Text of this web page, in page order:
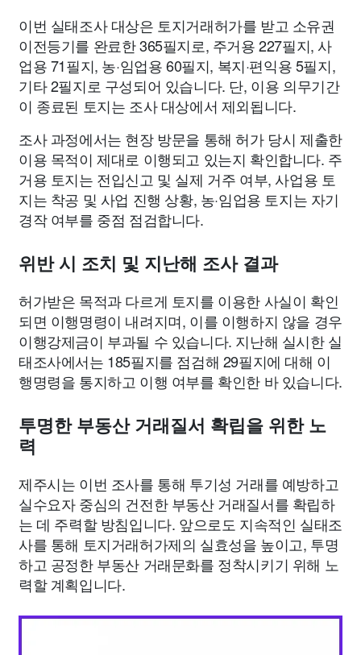
이번 실태조사 대상은 토지거래허가를 받고 소유권
이전등기를 완료한 365필지로, 주거용 227필지, 사
업용 71필지, 농·임업용 60필지, 복지·편익용 5필지,
기타 2필지로 구성되어 있습니다. 단, 이용 의무기간
이 종료된 토지는 조사 대상에서 제외됩니다.
조사 과정에서는 현장 방문을 통해 허가 당시 제출한
이용 목적이 제대로 이행되고 있는지 확인합니다. 주
거용 토지는 전입신고 및 실제 거주 여부, 사업용 토
지는 착공 및 사업 진행 상황, 농·임업용 토지는 자기
경작 여부를 중점 점검합니다.
위반 시 조치 및 지난해 조사 결과
허가받은 목적과 다르게 토지를 이용한 사실이 확인
되면 이행명령이 내려지며, 이를 이행하지 않을 경우
이행강제금이 부과될 수 있습니다. 지난해 실시한 실
태조사에서는 185필지를 점검해 29필지에 대해 이
행명령을 통지하고 이행 여부를 확인한 바 있습니다.
투명한 부동산 거래질서 확립을 위한 노
력
제주시는 이번 조사를 통해 투기성 거래를 예방하고
실수요자 중심의 건전한 부동산 거래질서를 확립하
는 데 주력할 방침입니다. 앞으로도 지속적인 실태조
사를 통해 토지거래허가제의 실효성을 높이고, 투명
하고 공정한 부동산 거래문화를 정착시키기 위해 노
력할 계획입니다.